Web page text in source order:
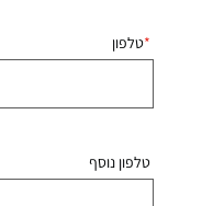
טלפון
טלפון נוסף